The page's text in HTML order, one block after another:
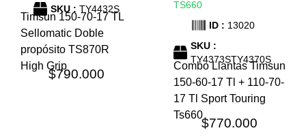
SKU : TY4432S
Timsun 150-70-17 TL
Sellomatic Doble
propósito TS870R
High Grip
$790.000
ID : 13020
SKU :
TY4373STY4370S
Combo Llantas Timsun
150-60-17 Tl + 110-70-
17 Tl Sport Touring
Ts660
$770.000